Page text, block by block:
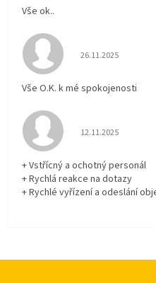
Vše ok..
Hodnocení
26.11.2025
Vše O.K. k mé spokojenosti
Hodnocení
12.11.2025
+ Vstřícný a ochotný personál
+ Rychlá reakce na dotazy
+ Rychlé vyřízení a odeslání